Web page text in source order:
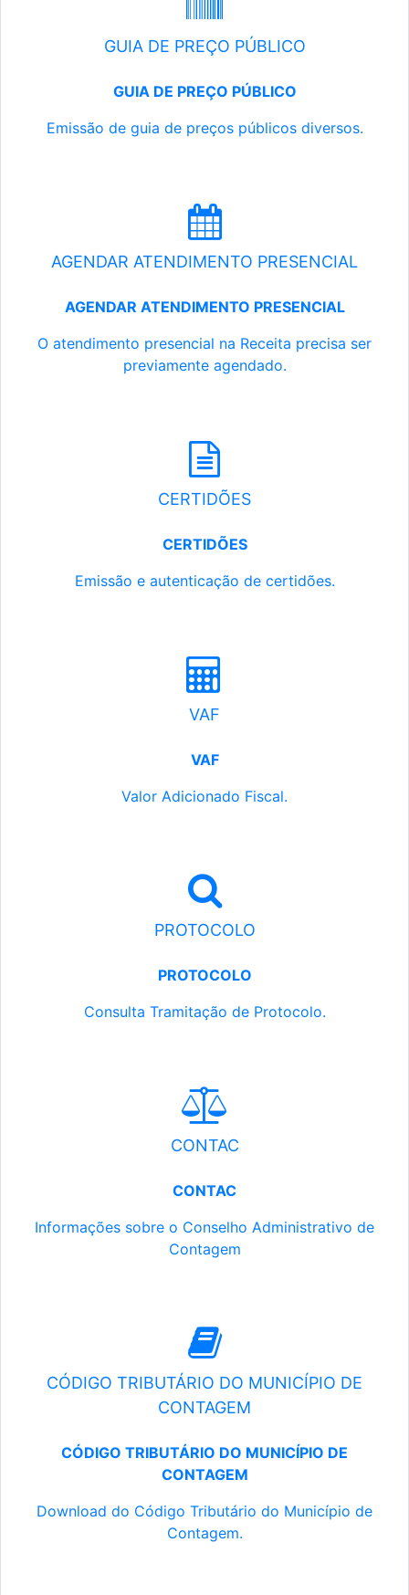
GUIA DE PREÇO PÚBLICO
GUIA DE PREÇO PÚBLICO
Emissão de guia de preços públicos diversos.
AGENDAR ATENDIMENTO PRESENCIAL
AGENDAR ATENDIMENTO PRESENCIAL
O atendimento presencial na Receita precisa ser
previamente agendado.
CERTIDÕES
CERTIDÕES
Emissão e autenticação de certidões.
VAF
VAF
Valor Adicionado Fiscal.
PROTOCOLO
PROTOCOLO
Consulta Tramitação de Protocolo.
CONTAC
CONTAC
Informações sobre o Conselho Administrativo de
Contagem
CÓDIGO TRIBUTÁRIO DO MUNICÍPIO DE
CONTAGEM
CÓDIGO TRIBUTÁRIO DO MUNICÍPIO DE
CONTAGEM
Download do Código Tributário do Município de
Contagem.